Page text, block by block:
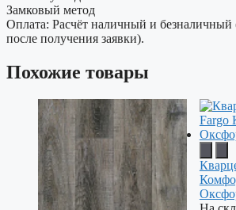
Замковый метод
Оплата: Расчёт наличный и безналичный
после получения заявки).
Похожие товары